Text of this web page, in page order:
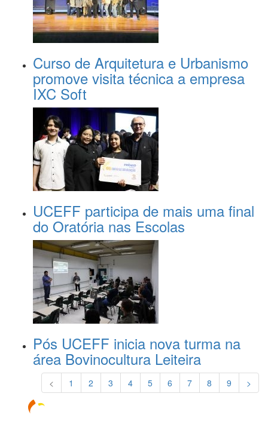
Curso de Arquitetura e Urbanismo
promove visita técnica a empresa
IXC Soft
UCEFF participa de mais uma final
do Oratória nas Escolas
Pós UCEFF inicia nova turma na
área Bovinocultura Leiteira
< 1 2 3 4 5 6 7 8 9 >